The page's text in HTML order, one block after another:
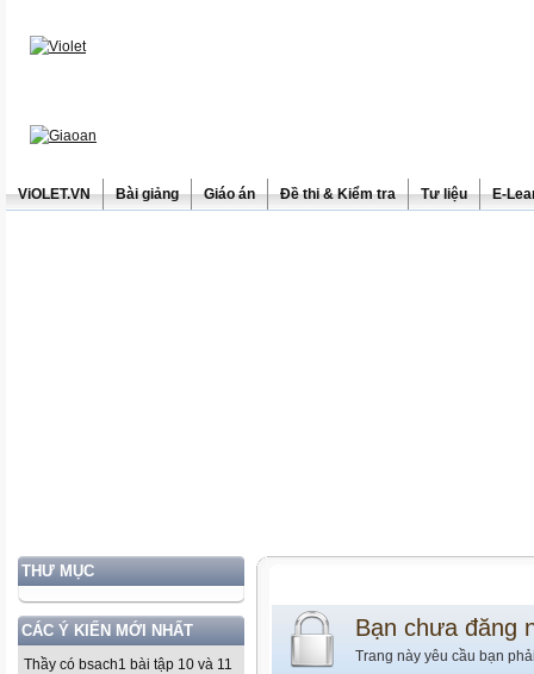
ViOLET.VN Bài giảng Giáo án Đề thi & Kiểm tra Tư liệu E-
THƯ MỤC
CÁC Ý KIẾN MỚI NHẤT
Thầy có bsach1 bài tập 10 và 11
Bạn chưa đăng
Trang này yêu cầu bạn